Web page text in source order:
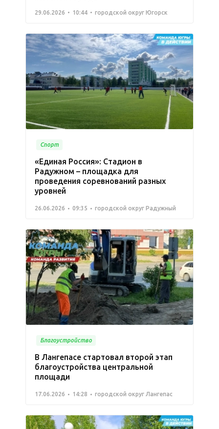
29.06.2026 10:44 городской округ Югорск
Спорт
«Единая Россия»: Стадион в
Радужном – площадка для
проведения соревнований разных
уровней
26.06.2026 09:35 городской округ Радужный
Благоустройство
В Лангепасе стартовал второй этап
благоустройства центральной
площади
17.06.2026 14:28 городской округ Лангепас